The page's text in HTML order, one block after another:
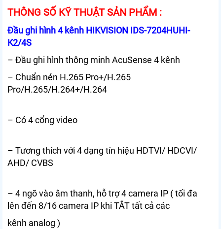
THÔNG SỐ KỸ THUẬT SẢN PHẨM :
Đầu ghi hình 4 kênh HIKVISION IDS-7204HUHI-
K2/4S
– Đầu ghi hình thông minh AcuSense 4 kênh
– Chuẩn nén H.265 Pro+/H.265
Pro/H.265/H.264+/H.264
– Có 4 cổng video
– Tương thích với 4 dạng tín hiệu HDTVI/ HDCVI/
AHD/ CVBS
– 4 ngõ vào âm thanh, hỗ trợ 4 camera IP ( tối đa
lên đến 8/16 camera IP khi TẮT tất cả các
kênh analog )